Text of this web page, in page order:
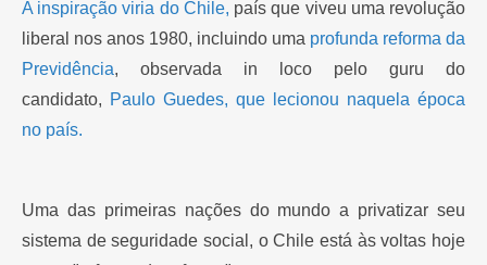
A inspiração viria do Chile, país que viveu uma revolução
liberal nos anos 1980, incluindo uma profunda reforma da
Previdência, observada in loco pelo guru do
candidato, Paulo Guedes, que lecionou naquela época
no país.
Uma das primeiras nações do mundo a privatizar seu
sistema de seguridade social, o Chile está às voltas hoje